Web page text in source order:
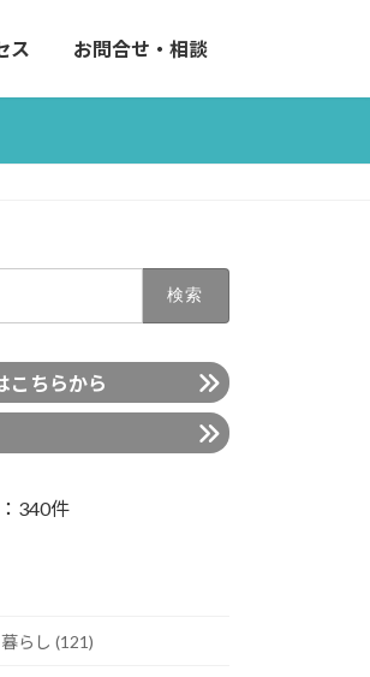
ス お問合せ・相談
こちらから
340件
らし (121)